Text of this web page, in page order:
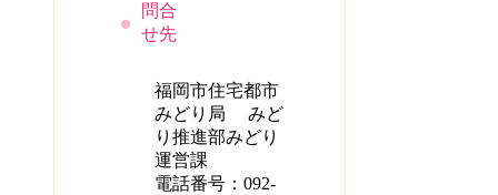
問合
せ先
福岡市住宅都市
みどり局 みど
り推進部みどり
運営課
電話番号：092-